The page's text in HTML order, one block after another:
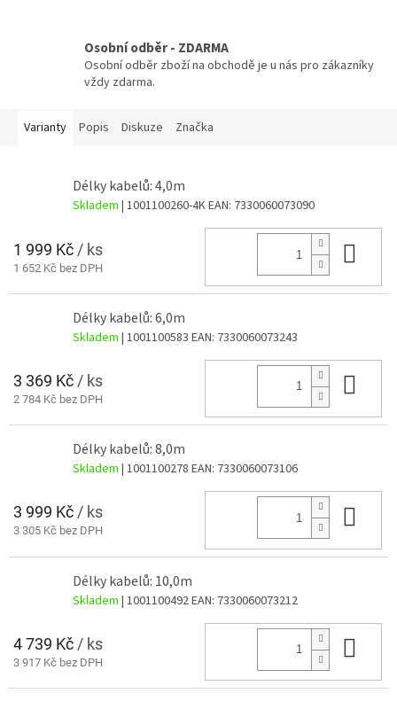
Osobní odběr - ZDARMA
Osobní odběr zboží na obchodě je u nás pro zákazníky
vždy zdarma.
Varianty Popis Diskuze Značka
Délky kabelů: 4,0m
Skladem | 1001100260-4KEAN: 7330060073090
1 999 Kč / ks
1 652 Kč bez DPH
Délky kabelů: 6,0m
Skladem | 1001100583 EAN: 7330060073243
3 369 Kč / ks
2 784 Kč bez DPH
Délky kabelů: 8,0m
Skladem | 1001100278 EAN: 7330060073106
3 999 Kč/ ks
3 305 Kč bez DPH
Délky kabelů: 10,0m
Skladem | 1001100492EAN: 7330060073212
4 739 Kč / ks
3 917 Kč bez DPH